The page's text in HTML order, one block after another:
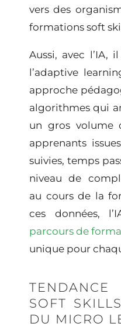
vers des
formations soft
Aussi, avec
l’adaptive
approche
algorithmes qui
un gros volume
apprenants
suivies, temps
niveau de
au cours de la
ces données,
parcours de
unique pour
SOFT
DU MICRO